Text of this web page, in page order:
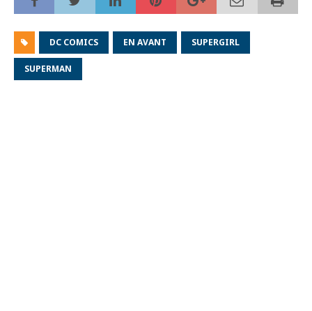
DC COMICS EN AVANT SUPERGIRL
SUPERMAN